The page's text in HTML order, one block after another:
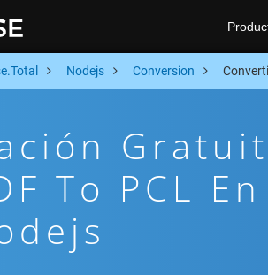
Nodejs Conversion
To PCL